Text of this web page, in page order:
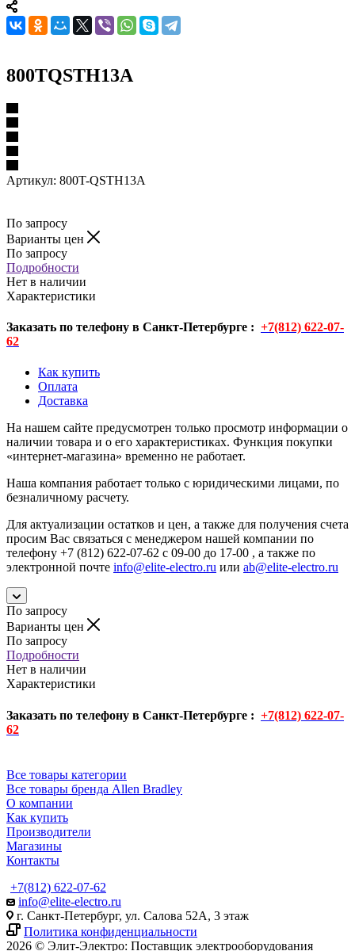
800TQSTH13A
Артикул: 800T-QSTH13A
По запросу
Варианты цен
По запросу
Подробности
Нет в наличии
Характеристики
Заказать по телефону в Санкт-Петербурге : +7(812) 622-07-
62
Как купить
Оплата
Доставка
На нашем сайте предусмотрен только просмотр информации о
наличии товара и о его характеристиках. Функция покупки
«интернет-магазина» временно не работает.
Наша компания работает только с юридическими лицами, по
безналичному расчету.
Для актуализации остатков и цен, а также для получения счета
просим Вас связаться с менеджером нашей компании по
телефону +7 (812) 622-07-62 с 09-00 до 17-00 , а также по
электронной почте info@elite-electro.ru или ab@elite-electro.ru
По запросу
Варианты цен
По запросу
Подробности
Нет в наличии
Характеристики
Заказать по телефону в Санкт-Петербурге : +7(812) 622-07-
62
Все товары категории
Все товары бренда Allen Bradley
О компании
Как купить
Производители
Магазины
Контакты
+7(812) 622-07-62
info@elite-electro.ru
г. Санкт-Петербург, ул. Салова 52А, 3 этаж
Политика конфиденциальности
2026 © Элит-Электро: Поставщик электрооборудования